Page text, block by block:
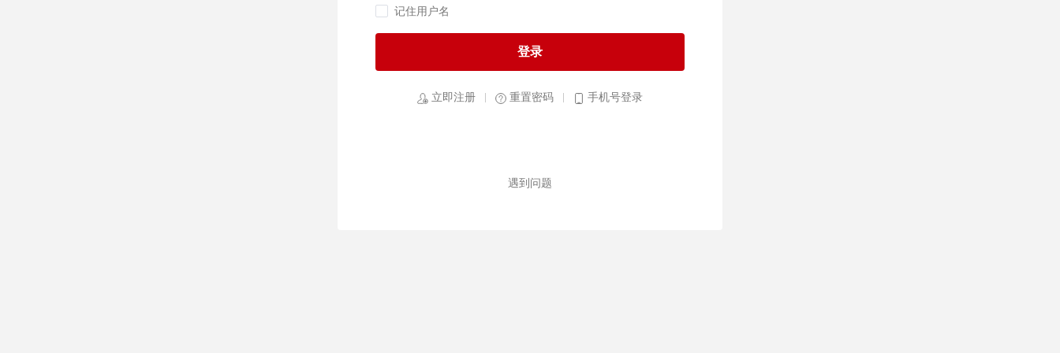
记住用户名
登录
立即注册 重置密码 手机号登录
遇到问题